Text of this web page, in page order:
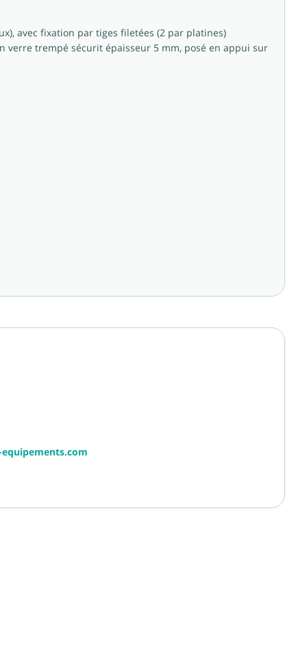
avec fixation par tiges filetées (2 par platines)
verre trempé sécurit épaisseur 5 mm, posé en appui sur